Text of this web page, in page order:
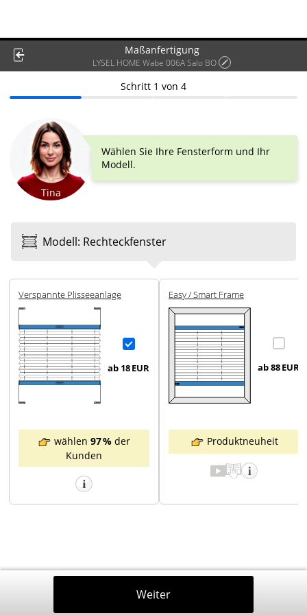
Maßanfertigung
LYSEL HOME Wabe 006A Salo BO
Schritt 1 von 4
Tina
Wählen Sie Ihre Fensterform und Ihr
Modell.
Modell: Rechteck­fenster
Ver­spannte Plissee­anlage
ab 18EUR
wählen 97 % der
Kunden
Easy / Smart Frame
ab 88EUR
Produktneuheit
Weiter